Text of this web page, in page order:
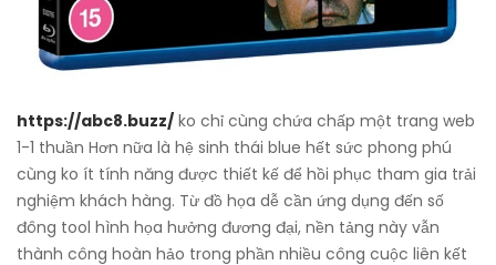
https://abc8.buzz/ ko chỉ cùng chứa chấp một trang web
1-1 thuần Hơn nữa là hệ sinh thái blue hết sức phong phú
cùng ko ít tính năng được thiết kế để hồi phục tham gia trải
nghiệm khách hàng. Từ đồ họa dễ cần ứng dụng đến số
đông tool hình họa hưởng đương đại, nền tảng này vẫn
thành công hoàn hảo trong phần nhiều công cuộc liên kết